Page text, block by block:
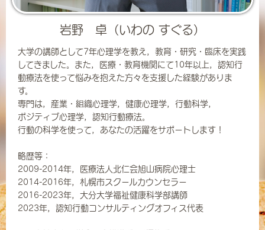
岩野 卓（いわの すぐる）
大学の講師として7年心理学を教え，教育・研究・臨床を実践
してきました。また，医療・教育機関にて10年以上，認知行
動療法を使って悩みを抱えた方々を支援した経験がありま
す。
専門は，産業・組織心理学，健康心理学，行動科学，
ポジティブ心理学，認知行動療法。
行動の科学を使って，あなたの活躍をサポートします！
略歴等：
2009-2014年，医療法人北仁会旭山病院心理士
2014-2016年，札幌市スクールカウンセラー
2016-2023年，大分大学福祉健康科学部講師
2023年，認知行動コンサルティングオフィス代表